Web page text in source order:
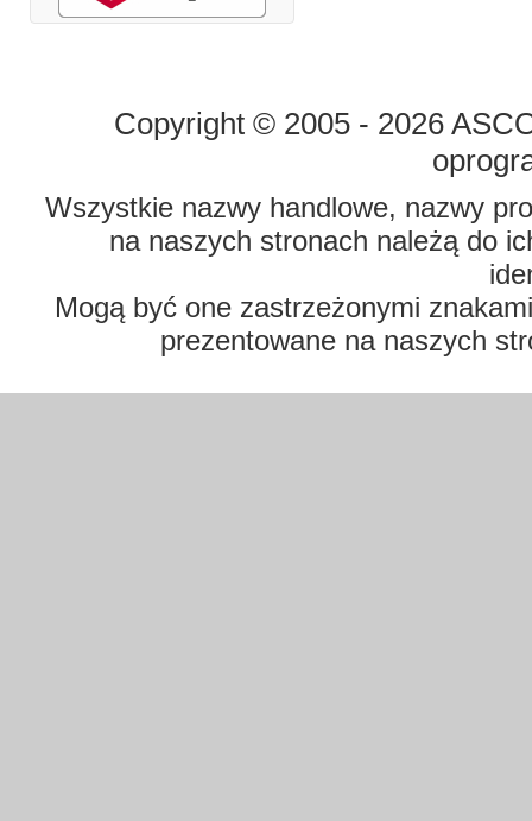
Copyright © 2005 - 2026
Wszystkie nazwy handlowe, nazwy
na naszych stronach należą do
Mogą być one zastrzeżonymi
prezentowane na naszych